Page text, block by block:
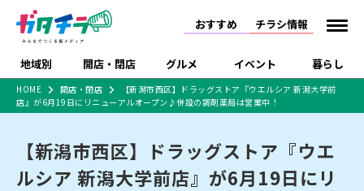
おすすめ チラシ情報
地域別 開店・閉店 グルメ イベント 暮らし
新潟市 下越
開店 閉店
ラーメン 現地レポート
体験・販売 祭り・伝統行事
施設・ショップ
住宅メーカー・工務
店
特売セール インタビュー
特集・まとめ記事
食品スーパー・コンビ
戸建住宅・マンショ
ショッピングモール・
大型施設
ドラッグストア・ホーム
センター
HOME 開店・閉店
【新潟市西区】ドラッグストア『ウエルシア 新潟大学前
店』が6月19日にリニューアルオープン♪併設の調剤薬局は営業中！
【新潟市西区】ドラッグストア『ウエ
ルシア 新潟大学前店』が6月19日にリ